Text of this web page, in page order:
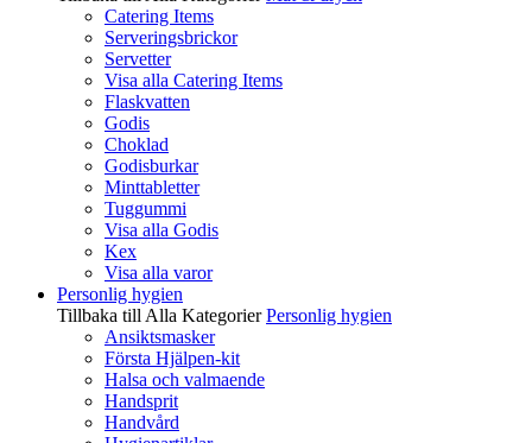
Catering Items
Serveringsbrickor
Servetter
Visa alla Catering Items
Flaskvatten
Godis
Choklad
Godisburkar
Minttabletter
Tuggummi
Visa alla Godis
Kex
Visa alla varor
Personlig hygien
Tillbaka till Alla Kategorier Personlig hygien
Ansiktsmasker
Första Hjälpen-kit
Halsa och valmaende
Handsprit
Handvård